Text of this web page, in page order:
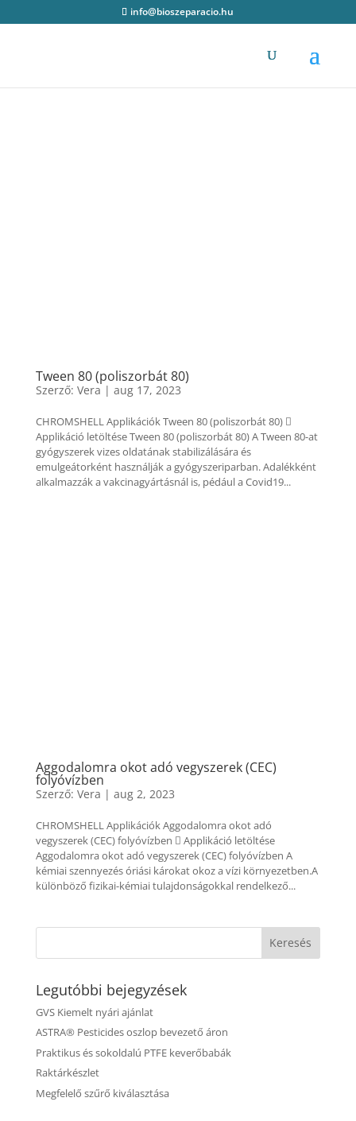
info@bioszeparacio.hu
Tween 80 (poliszorbát 80)
Szerző: Vera | aug 17, 2023
CHROMSHELL Applikációk Tween 80 (poliszorbát 80) 
Applikáció letöltése Tween 80 (poliszorbát 80) A Tween 80-at
gyógyszerek vizes oldatának stabilizálására és
emulgeátorként használják a gyógyszeriparban. Adalékként
alkalmazzák a vakcinagyártásnál is, pédául a Covid19...
Aggodalomra okot adó vegyszerek (CEC)
folyóvízben
Szerző: Vera | aug 2, 2023
CHROMSHELL Applikációk Aggodalomra okot adó
vegyszerek (CEC) folyóvízben  Applikáció letöltése
Aggodalomra okot adó vegyszerek (CEC) folyóvízben A
kémiai szennyezés óriási károkat okoz a vízi környezetben.A
különböző fizikai-kémiai tulajdonságokkal rendelkező...
Legutóbbi bejegyzések
GVS Kiemelt nyári ajánlat
ASTRA® Pesticides oszlop bevezető áron
Praktikus és sokoldalú PTFE keverőbabák
Raktárkészlet
Megfelelő szűrő kiválasztása